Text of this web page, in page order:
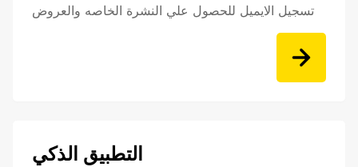
تسجيل الايميل للحصول علي النشرة الخاصه والعروض
التطبيق الذكي